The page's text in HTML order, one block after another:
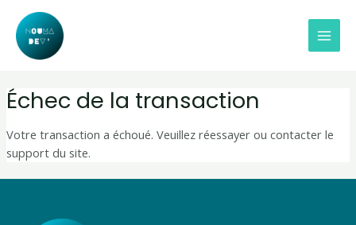
contenu
Échec de la transaction
Votre transaction a échoué. Veuillez réessayer ou contacter le
support du site.